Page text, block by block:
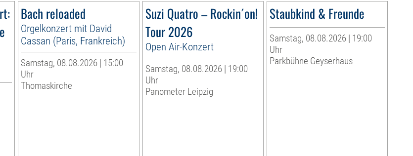
Bach reloaded
Orgelkonzert mit David
Cassan (Paris, Frankreich)
Samstag, 08.08.2026 | 15:00
Uhr
Thomaskirche
Suzi Quatro – Rockin´on!
Tour 2026
Open Air-Konzert
Samstag, 08.08.2026 | 19:00
Uhr
Panometer Leipzig
Staubkind & Freunde
Samstag, 08.08.2026 | 19:00
Uhr
Parkbühne Geyserhaus